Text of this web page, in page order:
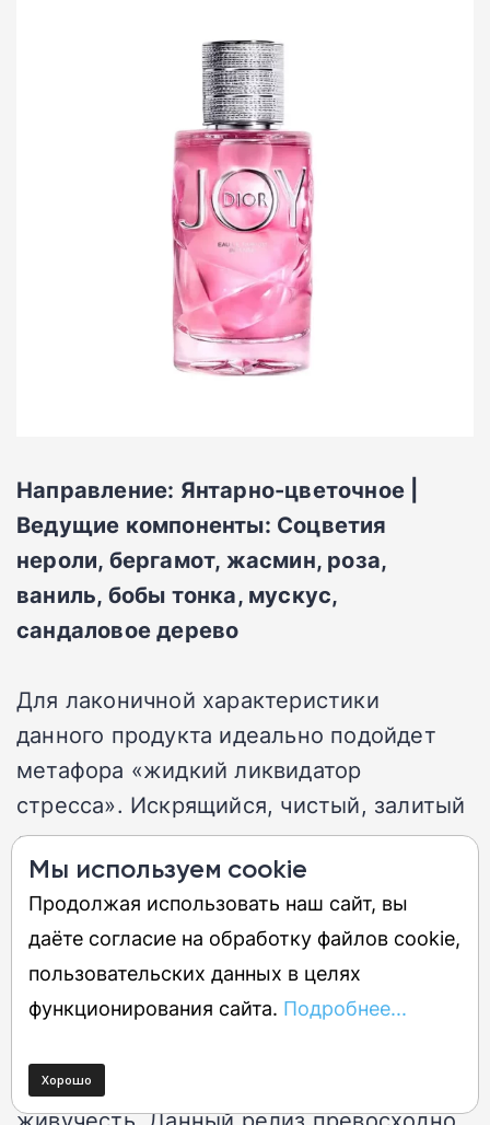
Направление: Янтарно-цветочное |
Ведущие компоненты: Соцветия
нероли, бергамот, жасмин, роза,
ваниль, бобы тонка, мускус,
сандаловое дерево
Для лаконичной характеристики
данного продукта идеально подойдет
метафора «жидкий ликвидатор
стресса». Искрящийся, чистый, залитый
солнцем микс соединяет цитрусовые
искры бергамота и мандарина со
скромными цветочными аккордами и
бархатным сандаловым шлейфом.
В процессе трансформации эссенции на
нюанс, демонстрирующий завидную
Мы используем cookie
Продолжая использовать наш сайт, вы
даёте согласие на обработку файлов cookie,
пользовательских данных в целях
функционирования сайта. Подробнее...